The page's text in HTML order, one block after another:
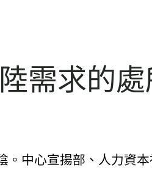
需求的
。中心宣揚部、人力資